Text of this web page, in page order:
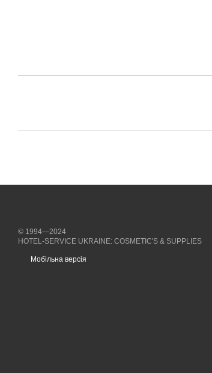
© 1994—2024
HOTEL-SERVICE UKRAINE: COSMETIC'S & SUPPLIES
Мобільна версія